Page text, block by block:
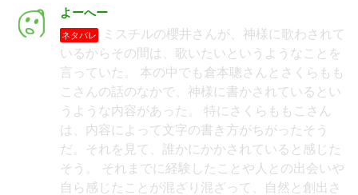
よーへー
ネタバレ
ミスチルの櫻井さんが、神様に歌わされて
いるからその間は、歌いたいというようなことを
言っていた。 本の中でも倉本聰さんとさくらもも
こさんの話のなかで、神様に書かされているとい
うような内容があった。 特にさくらももこさん
は、内容によって文字の書き方がちがったそう
だ。それを見て、誰かにかかされていると感じた
そう。 それまでに経験したことや人との出会いや
自ら感じたことが混ざり混ざって、自然と創出さ